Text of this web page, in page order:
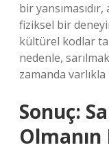
bir yansımasıdır,
fiziksel bir
kültürel kodlar
nedenle,
zamanda
Sonuç:
Olmanın